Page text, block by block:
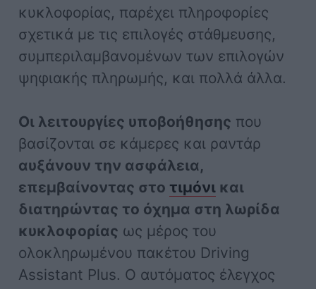
κυκλοφορίας, παρέχει πληροφορίες
σχετικά με τις επιλογές στάθμευσης,
συμπεριλαμβανομένων των επιλογών
ψηφιακής πληρωμής, και πολλά άλλα.
Οι λειτουργίες υποβοήθησης που
βασίζονται σε κάμερες και ραντάρ
αυξάνουν την ασφάλεια,
επεμβαίνοντας στο τιμόνι και
διατηρώντας το όχημα στη λωρίδα
κυκλοφορίας ως μέρος του
ολοκληρωμένου πακέτου Driving
Assistant Plus. Ο αυτόματος έλεγχος